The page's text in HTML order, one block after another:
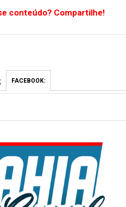
conteúdo? Compartilhe!
FACEBOOK: